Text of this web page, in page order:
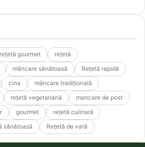
rețetă gourmet
rețetă
mâncare sănătoasă
Rețetă rapidă
cina
mâncare tradițională
rețetă vegetariană
mancare de post
gourmet
rețetă culinară
sănătoasă Rețetă de vară